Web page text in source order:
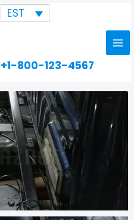
EST
+1-800-123-4567